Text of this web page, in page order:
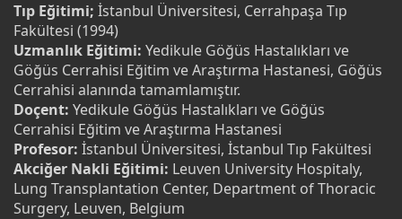
Tıp Eğitimi; İstanbul Üniversitesi, Cerrahpaşa Tıp
Fakültesi (1994)
Uzmanlık Eğitimi: Yedikule Göğüs Hastalıkları ve
Göğüs Cerrahisi Eğitim ve Araştırma Hastanesi, Göğüs
Cerrahisi alanında tamamlamıştır.
Doçent: Yedikule Göğüs Hastalıkları ve Göğüs
Cerrahisi Eğitim ve Araştırma Hastanesi
Profesor: İstanbul Üniversitesi, İstanbul Tıp Fakültesi
Akciğer Nakli Eğitimi: Leuven University Hospitaly,
Lung Transplantation Center, Department of Thoracic
Surgery, Leuven, Belgium